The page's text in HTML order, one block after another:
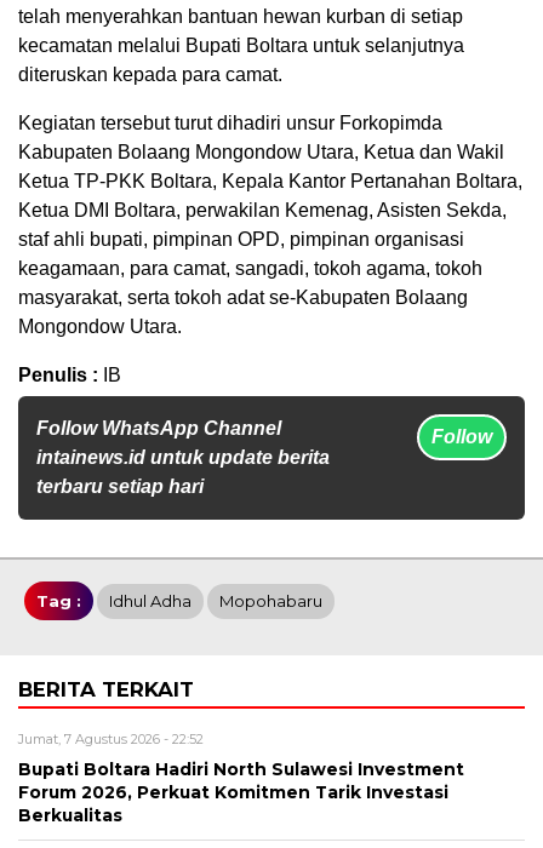
telah menyerahkan bantuan hewan kurban di setiap
kecamatan melalui Bupati Boltara untuk selanjutnya
diteruskan kepada para camat.
Kegiatan tersebut turut dihadiri unsur Forkopimda
Kabupaten Bolaang Mongondow Utara, Ketua dan Wakil
Ketua TP-PKK Boltara, Kepala Kantor Pertanahan Boltara,
Ketua DMI Boltara, perwakilan Kemenag, Asisten Sekda,
staf ahli bupati, pimpinan OPD, pimpinan organisasi
keagamaan, para camat, sangadi, tokoh agama, tokoh
masyarakat, serta tokoh adat se-Kabupaten Bolaang
Mongondow Utara.
Penulis : IB
Follow WhatsApp Channel
intainews.id untuk update berita
terbaru setiap hari
Follow
Tag : Idhul Adha Mopohabaru
BERITA TERKAIT
Jumat, 7 Agustus 2026 - 22:52
Bupati Boltara Hadiri North Sulawesi Investment
Forum 2026, Perkuat Komitmen Tarik Investasi
Berkualitas